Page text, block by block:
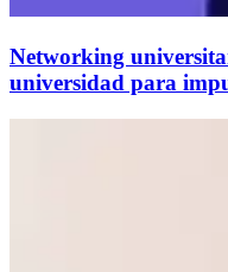
Networking
universidad para